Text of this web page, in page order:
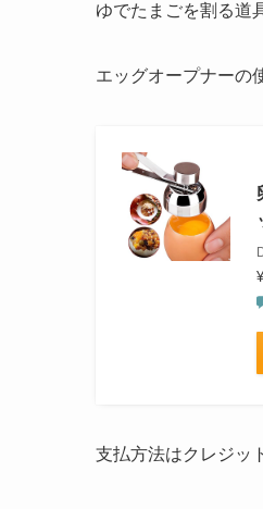
ゆでたまごを割る道
エッグオープナーの
支払方法はクレジッ